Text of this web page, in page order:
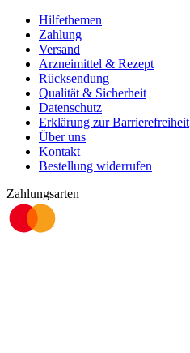
Hilfethemen
Zahlung
Versand
Arzneimittel & Rezept
Rücksendung
Qualität & Sicherheit
Datenschutz
Erklärung zur Barrierefreiheit
Über uns
Kontakt
Bestellung widerrufen
Zahlungsarten